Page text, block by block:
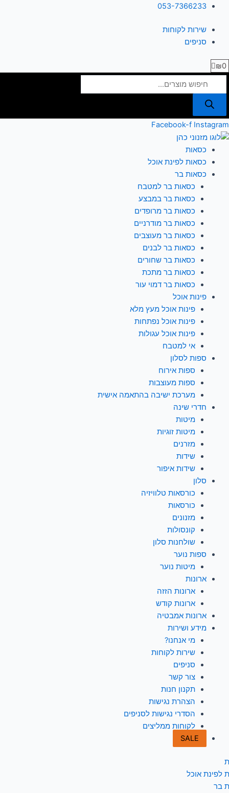
דילוג
053-7366233
שירות לקוחות
סניפים
₪0
Products
Facebook-f Instagram
כסאות
כסאות לפינת אוכל
כסאות בר
כסאות בר למטבח
כסאות בר במבצע
כסאות בר מרופדים
כסאות בר מודרניים
כסאות בר מעוצבים
כסאות בר לבנים
כסאות בר שחורים
כסאות בר מתכת
כסאות בר דמוי עור
פינות אוכל
פינות אוכל מעץ מלא
פינות אוכל נפתחות
פינות אוכל עגולות
אי למטבח
ספות לסלון
ספות אירוח
ספות מעוצבות
מערכת ישיבה בהתאמה אישית
חדרי שינה
מיטות
מיטות זוגיות
מזרנים
שידות
שידות איפור
סלון
כורסאות טלוויזיה
כורסאות
מזנונים
קונסולות
שולחנות סלון
ספות נוער
מיטות נוער
ארונות
ארונות הזזה
ארונות קודש
ארונות אמבטיה
מידע ושירות
מי אנחנו?
שירות לקוחות
סניפים
צור קשר
תקנון חנות
הצהרת נגישות
הסדרי נגישות לסניפים
לקוחות ממליצים
SALE
לפינת אוכל
בר